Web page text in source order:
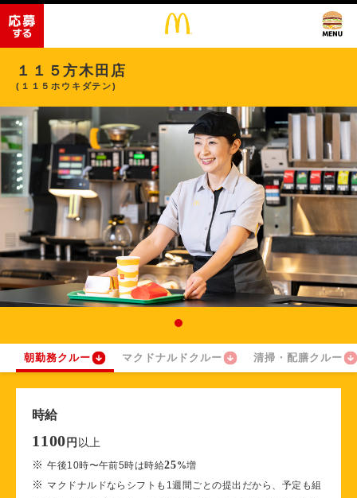
１１５方木田店
(１１５ホウキダテン)
朝勤務クルー マクドナルドクルー 清掃・配膳クルー
時給
1100 円 以上
※午後10時〜午前5時は時給25%増
※ マクドナルドならシフトも1週間ごとの提出だから、予定も組